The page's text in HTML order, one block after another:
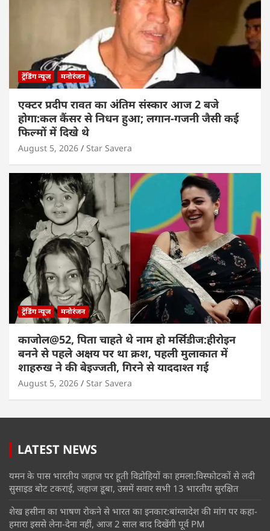
ट्रेंडिंग न्यूज मनोरंजन
एक्टर प्रदीप रावत का अंतिम संस्कार आज 2 बजे
होगा:कल कैंसर से निधन हुआ; लगान-गजनी जैसी कई
फिल्मों में दिखे थे
August 5, 2026 Star Savera
ट्रेंडिंग न्यूज मनोरंजन
काजोल@52, पिता चाहते थे नाम हो मर्सिडीज:हीरोइन
बनने से पहले अक्षय पर था क्रश, पहली मुलाकात में
शाहरुख ने की बेइज्जती, गिरने से याददाश्त गई
August 5, 2026 Star Savera
LATEST NEWS
यमन के पास भारतीय जहाज पर हूती विद्रोहियों का हमला:विस्फोटकों से लदी
सुसाइड बोट टकराई, जहाज डूबा, उसमें सवार सभी 13 भारतीय सुरक्षित
शेख हसीना का भाषण रोकने से भारत का इनकार:बांग्लादेश की मांग पर कहा-
हमारा इससे लेना-देना नहीं, आज 2 साल बाद दिखेंगी पूर्व PM